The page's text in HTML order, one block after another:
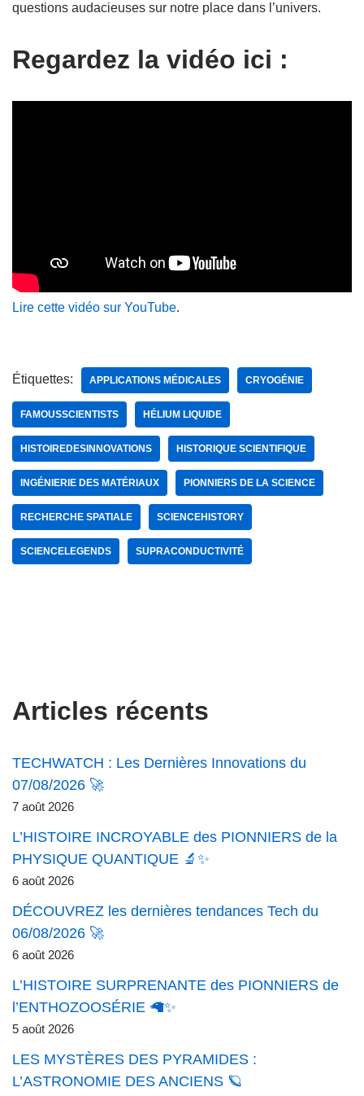
questions audacieuses sur notre place dans l’univers.
Regardez la vidéo ici :
Lire cette vidéo sur YouTube.
Étiquettes: APPLICATIONS MÉDICALES CRYOGÉNIE
FAMOUSSCIENTISTS HÉLIUM LIQUIDE
HISTOIREDESINNOVATIONS HISTORIQUE SCIENTIFIQUE
INGÉNIERIE DES MATÉRIAUX PIONNIERS DE LA SCIENCE
RECHERCHE SPATIALE SCIENCEHISTORY
SCIENCELEGENDS SUPRACONDUCTIVITÉ
Articles récents
TECHWATCH : Les Dernières Innovations du
07/08/2026 🚀
7 août 2026
L’HISTOIRE INCROYABLE des PIONNIERS de la
PHYSIQUE QUANTIQUE 🔬✨
6 août 2026
DÉCOUVREZ les dernières tendances Tech du
06/08/2026 🚀
6 août 2026
L’HISTOIRE SURPRENANTE des PIONNIERS de
l’ENTHOZOOSÉRIE 🦙✨
5 août 2026
LES MYSTÈRES DES PYRAMIDES :
L’ASTRONOMIE DES ANCIENS 🪐